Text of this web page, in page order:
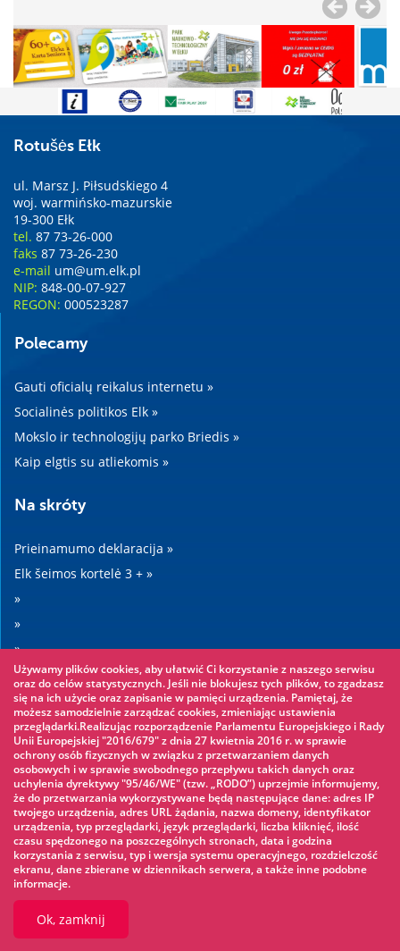
Rotušės Ełk
ul. Marsz J. Piłsudskiego 4
woj. warmińsko-mazurskie
19-300 Ełk
tel. 87 73-26-000
faks 87 73-26-230
e-mail um@um.elk.pl
NIP: 848-00-07-927
REGON: 000523287
Polecamy
Gauti oficialų reikalus internetu »
Socialinės politikos Elk »
Mokslo ir technologijų parko Briedis »
Kaip elgtis su atliekomis »
Na skróty
Prieinamumo deklaracija »
Elk šeimos kortelė 3 + »
»
»
»
»
Warto zobaczyć
Virvių parkas »
Vandens parkas »
Ledo čiuožykla »
KINOECK »
Muziejus »
© 2026 UM Ełk
Używamy plików cookies, aby ułatwić Ci korzystanie z naszego serwisu
oraz do celów statystycznych. Jeśli nie blokujesz tych plików, to zgadzasz
się na ich użycie oraz zapisanie w pamięci urządzenia. Pamiętaj, że
możesz samodzielnie zarządzać cookies, zmieniając ustawienia
przeglądarki.Realizując rozporządzenie Parlamentu Europejskiego i Rady
Unii Europejskiej "2016/679" z dnia 27 kwietnia 2016 r. w sprawie
ochrony osób fizycznych w związku z przetwarzaniem danych
osobowych i w sprawie swobodnego przepływu takich danych oraz
uchylenia dyrektywy "95/46/WE" (tzw. „RODO”) uprzejmie informujemy,
że do przetwarzania wykorzystywane będą następujące dane: adres IP
twojego urządzenia, adres URL żądania, nazwa domeny, identyfikator
urządzenia, typ przeglądarki, język przeglądarki, liczba kliknięć, ilość
czasu spędzonego na poszczególnych stronach, data i godzina
korzystania z serwisu, typ i wersja systemu operacyjnego, rozdzielczość
ekranu, dane zbierane w dziennikach serwera, a także inne podobne
informacje.
Ok, zamknij